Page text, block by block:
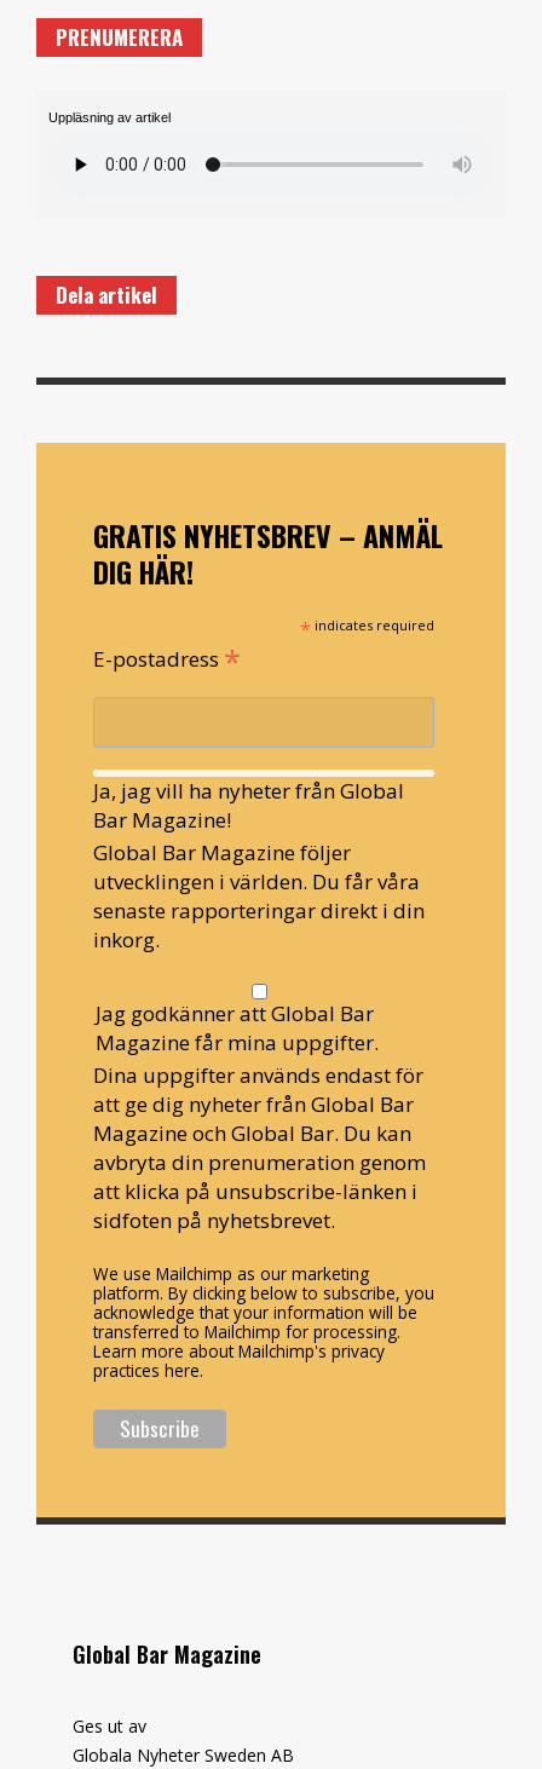
PRENUMERERA
Uppläsning av artikel
Dela artikel
GRATIS NYHETSBREV – ANMÄL
DIG HÄR!
* indicates required
E-postadress *
Ja, jag vill ha nyheter från Global
Bar Magazine!
Global Bar Magazine följer
utvecklingen i världen. Du får våra
senaste rapporteringar direkt i din
inkorg.
Jag godkänner att Global Bar
Magazine får mina uppgifter.
Dina uppgifter används endast för
att ge dig nyheter från Global Bar
Magazine och Global Bar. Du kan
avbryta din prenumeration genom
att klicka på unsubscribe-länken i
sidfoten på nyhetsbrevet.
We use Mailchimp as our marketing
platform. By clicking below to subscribe, you
acknowledge that your information will be
transferred to Mailchimp for processing.
Learn more about Mailchimp's privacy
practices here.
Global Bar Magazine
Ges ut av
Globala Nyheter Sweden AB